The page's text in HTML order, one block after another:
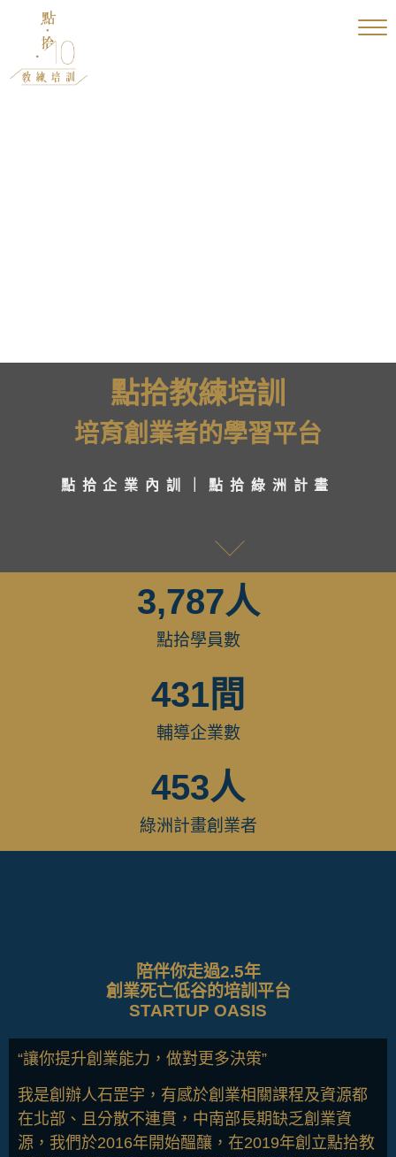
點拾教練培訓
培育創業者的學習平台
點拾企業內訓｜點拾綠洲計畫
SCROLL
點拾學員數
3,787人
輔導企業數
431 間
綠洲計畫創業者
453人
陪伴你走過2.5年
創業死亡低谷的培訓平台
STARTUP OASIS
“讓你提升創業能力，做對更多決策”
我是創辦人石罡宇，有感於創業相關課程及資源都
在北部、且分散不連貫，中南部長期缺乏創業資
源，我們於2016年開始醞釀，在2019年創立點拾教